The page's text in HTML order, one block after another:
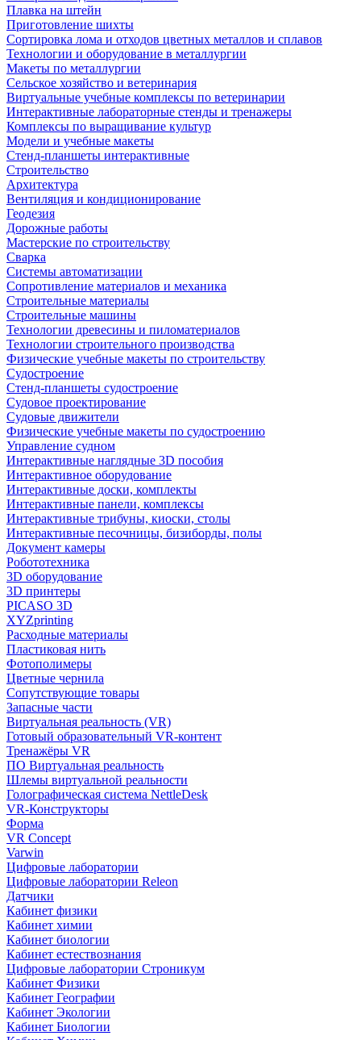
Плавка на штейн
Приготовление шихты
Сортировка лома и отходов цветных металлов и сплавов
Технологии и оборудование в металлургии
Макеты по металлургии
Сельское хозяйство и ветеринария
Виртуальные учебные комплексы по ветеринарии
Интерактивные лабораторные стенды и тренажеры
Комплексы по выращивание культур
Модели и учебные макеты
Стенд-планшеты интерактивные
Строительство
Архитектура
Вентиляция и кондиционирование
Геодезия
Дорожные работы
Мастерские по строительству
Сварка
Системы автоматизации
Сопротивление материалов и механика
Строительные материалы
Строительные машины
Технологии древесины и пиломатериалов
Технологии строительного производства
Физические учебные макеты по строительству
Судостроение
Стенд-планшеты судостроение
Судовое проектирование
Судовые движители
Физические учебные макеты по судостроению
Управление судном
Интерактивные наглядные 3D пособия
Интерактивное оборудование
Интерактивные доски, комплекты
Интерактивные панели, комплексы
Интерактивные трибуны, киоски, столы
Интерактивные песочницы, бизиборды, полы
Документ камеры
Робототехника
3D оборудование
3D принтеры
PICASO 3D
XYZprinting
Расходные материалы
Пластиковая нить
Фотополимеры
Цветные чернила
Сопутствующие товары
Запасные части
Виртуальная реальность (VR)
Готовый образовательный VR-контент
Тренажёры VR
ПО Виртуальная реальность
Шлемы виртуальной реальности
Голографическая система NettleDesk
VR-Конструкторы
Форма
VR Concept
Varwin
Цифровые лаборатории
Цифровые лаборатории Releon
Датчики
Кабинет физики
Кабинет химии
Кабинет биологии
Кабинет естествознания
Цифровые лаборатории Строникум
Кабинет Физики
Кабинет Географии
Кабинет Экологии
Кабинет Биологии